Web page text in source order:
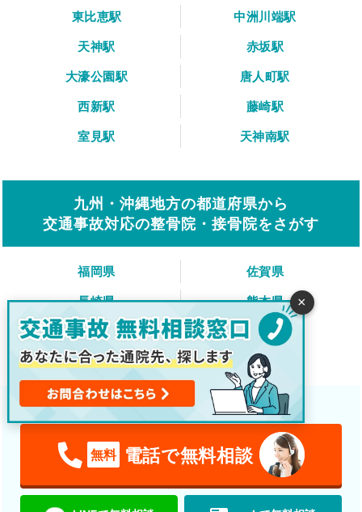
東比恵駅
中洲川端駅
天神駅
赤坂駅
大濠公園駅
唐人町駅
西新駅
藤崎駅
室見駅
天神南駅
九州・沖縄地方の都道府県から
交通事故対応の整骨院・接骨院をさがす
福岡県
佐賀県
長崎県
熊本県
大分県
宮崎県
鹿児島県
沖縄県
交通事故後の治療や通院先をご案内します！
無料 電話で無料相談
×